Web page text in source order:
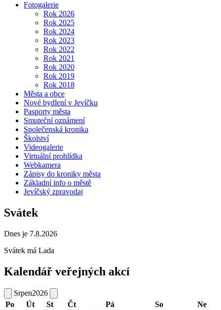
Fotogalerie
Rok 2026
Rok 2025
Rok 2024
Rok 2023
Rok 2022
Rok 2021
Rok 2020
Rok 2019
Rok 2018
Města a obce
Nové bydlení v Jevíčku
Pasporty města
Smuteční oznámení
Společenská kronika
Školství
Videogalerie
Virtuální prohlídka
Webkamera
Zápisy do kroniky města
Základní info o městě
Jevíčský zpravodaj
Svátek
Dnes je 7.8.2026
Svátek má Lada
Kalendář veřejných akcí
Srpen2026
Po
Út St Čt Pá So Ne